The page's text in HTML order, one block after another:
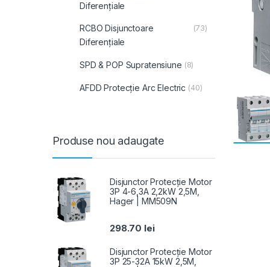
Diferențiale
RCBO Disjunctoare
Diferențiale
(73)
SPD & POP Supratensiune (8)
AFDD Protecție Arc Electric (40)
Produse nou adaugate
Disjunctor Protecție Motor
3P 4-6,3A 2,2kW 2,5M,
Hager | MM509N
298.70 lei
Disjunctor Protecție Motor
3P 25-32A 15kW 2,5M,